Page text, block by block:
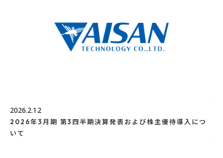
2026.2.12
2026年3月期 第3四半期決算発表および株主優待導入につ
いて